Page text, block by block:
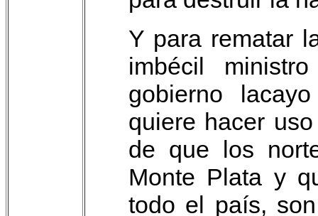
Y para rematar
imbécil
gobierno
quiere hacer
de que los
Monte Plata y
todo el país,